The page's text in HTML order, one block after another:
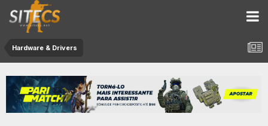
Hardware & Drivers